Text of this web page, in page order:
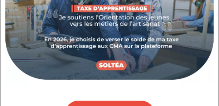
Les +
Atelier participatif en petit groupe
Animation par des consultants experts
Montage du dossier de prise en charge de
la formation
Chefs d’entreprise, conjoints, salariés, créateurs,